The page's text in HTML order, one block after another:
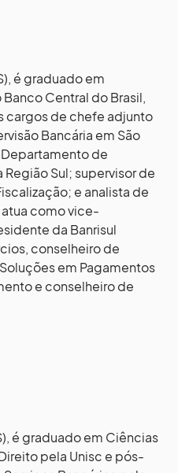
é graduado em
Central do Brasil,
cargos de chefe adjunto
Bancária em São
de
Região Sul; supervisor de
e analista de
como vice-
da Banrisul
conselheiro de
em Pagamentos
e conselheiro de
é graduado em Ciências
pela Unisc e pós-